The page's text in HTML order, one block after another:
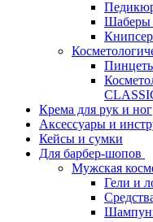
Шаберы
Крема для рук и ног
Аксессуары и
Кейсы и сумки
Для барбер-шопов
Мужская
Гели и